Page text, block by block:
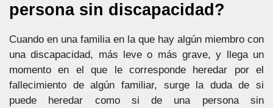
persona sin discapacidad?
Cuando en una familia en la que hay algún miembro con
una discapacidad, más leve o más grave, y llega un
momento en el que le corresponde heredar por el
fallecimiento de algún familiar, surge la duda de si
puede heredar como si de una persona sin